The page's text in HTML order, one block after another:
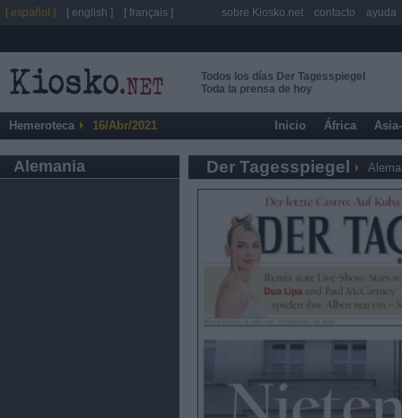
Todos los días Der Tagesspiegel
Toda la prensa de hoy
Hemeroteca 16/Abr/2021 Inicio África
Alemania Der Tagesspiegel
[ español ] [ english ] [ français ] sobre Kiosko.net contacto ayuda